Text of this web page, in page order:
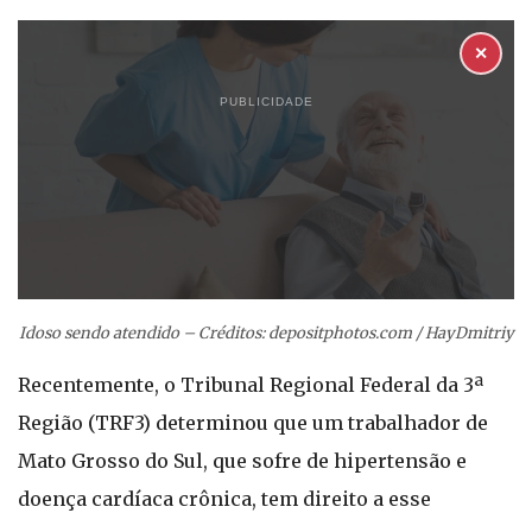
PUBLICIDADE
✕
Idoso sendo atendido – Créditos: depositphotos.com / HayDmitriy
Recentemente, o Tribunal Regional Federal da 3ª
Região (TRF3) determinou que um trabalhador de
Mato Grosso do Sul, que sofre de hipertensão e
doença cardíaca crônica, tem direito a esse